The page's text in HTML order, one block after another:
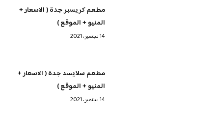
مطعم كريسبر جدة ( الاسعار +
المنيو + الموقع )
14 سبتمبر، 2021
مطعم سلايسد جدة ( الاسعار +
المنيو + الموقع )
14 سبتمبر، 2021